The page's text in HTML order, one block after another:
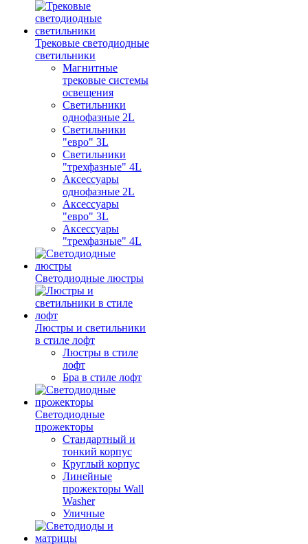
Трековые светодиодные
светильники
Магнитные
трековые системы
освещения
Светильники
однофазные 2L
Светильники
"евро" 3L
Светильники
"трехфазные" 4L
Аксессуары
однофазные 2L
Аксессуары
"евро" 3L
Аксессуары
"трехфазные" 4L
Светодиодные люстры
Люстры и светильники
в стиле лофт
Люстры в стиле
лофт
Бра в стиле лофт
Светодиодные
прожекторы
Стандартный и
тонкий корпус
Круглый корпус
Линейные
прожекторы Wall
Washer
Уличные